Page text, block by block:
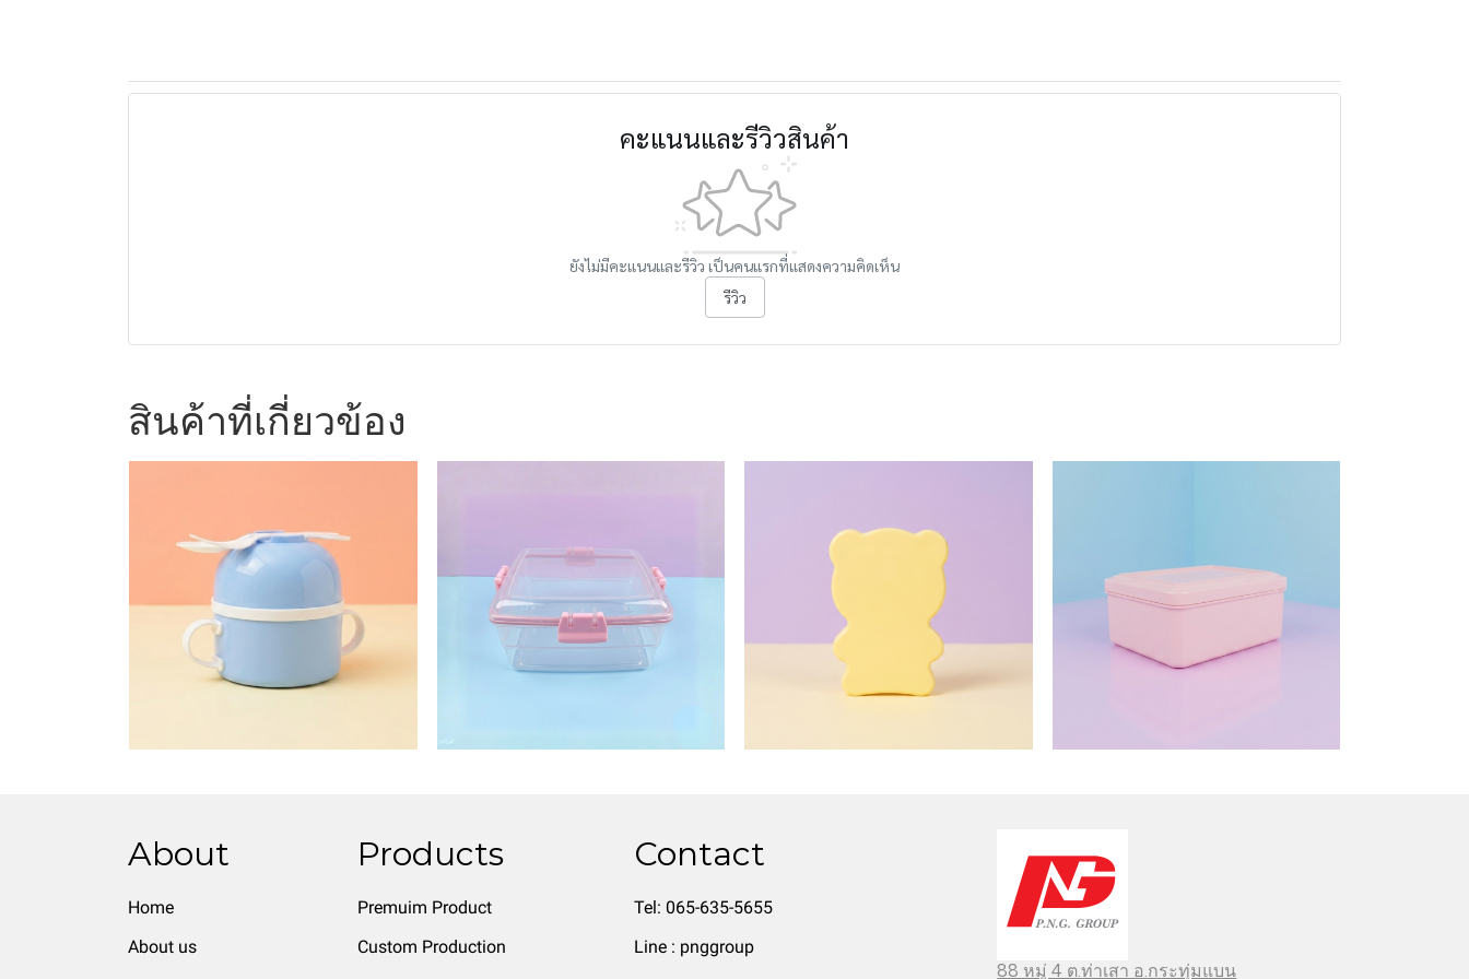
คะแนนและรีวิวสินค้า
ยังไม่มีคะแนนและรีวิว เป็นคนแรกที่แสดงความคิดเห็น
รีวิว
สินค้าที่เกี่ยวข้อง
About
Home
About us
Products
Premuim Product
Custom Production
Contact
Tel: 065-635-5655
Line : pnggroup
88 หมู่ 4 ต.ท่าเสา อ.กระทุ่มแบน